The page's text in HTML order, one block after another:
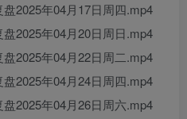
2025年04月17日周四.mp4
2025年04月20日周日.mp4
2025年04月22日周二.mp4
2025年04月24日周四.mp4
2025年04月26日周六.mp4